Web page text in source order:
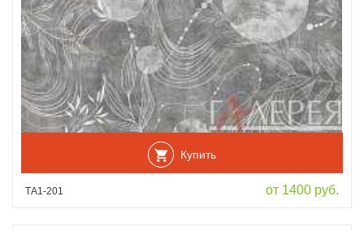
Купить
ТА1-201 от 1400 руб.